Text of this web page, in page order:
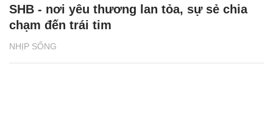
NHỊP SỐNG
SHB - nơi yêu thương lan tỏa, sự sẻ chia
chạm đến trái tim